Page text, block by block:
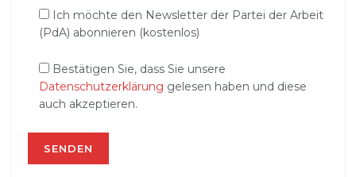
Ich möchte den Newsletter der Partei der Arbeit
(PdA) abonnieren (kostenlos)
Bestätigen Sie, dass Sie unsere
Datenschutzerklärung gelesen haben und diese
auch akzeptieren.